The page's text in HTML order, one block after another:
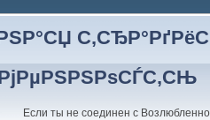
Если ты не соединен с